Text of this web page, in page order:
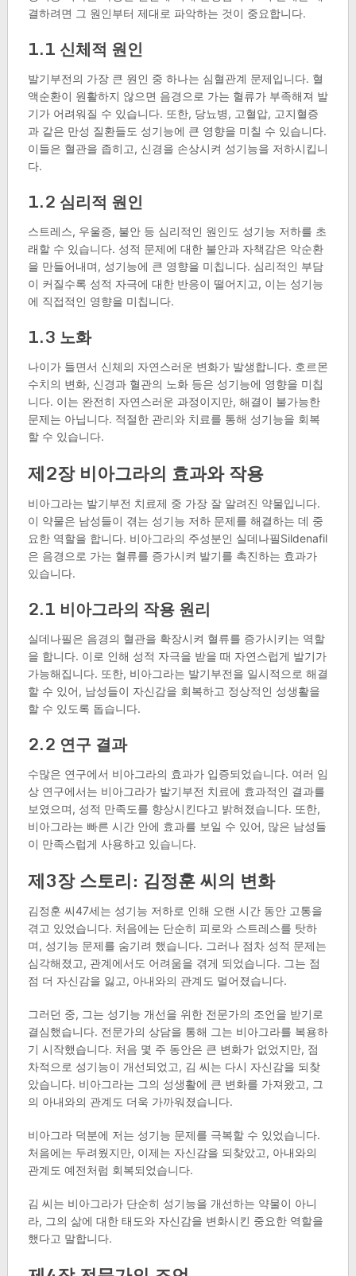
결하려면 그 원인부터 제대로 파악하는 것이 중요합니다.
1.1 신체적 원인
발기부전의 가장 큰 원인 중 하나는 심혈관계 문제입니다. 혈
액순환이 원활하지 않으면 음경으로 가는 혈류가 부족해져 발
기가 어려워질 수 있습니다. 또한, 당뇨병, 고혈압, 고지혈증
과 같은 만성 질환들도 성기능에 큰 영향을 미칠 수 있습니다.
이들은 혈관을 좁히고, 신경을 손상시켜 성기능을 저하시킵니
다.
1.2 심리적 원인
스트레스, 우울증, 불안 등 심리적인 원인도 성기능 저하를 초
래할 수 있습니다. 성적 문제에 대한 불안과 자책감은 악순환
을 만들어내며, 성기능에 큰 영향을 미칩니다. 심리적인 부담
이 커질수록 성적 자극에 대한 반응이 떨어지고, 이는 성기능
에 직접적인 영향을 미칩니다.
1.3 노화
나이가 들면서 신체의 자연스러운 변화가 발생합니다. 호르몬
수치의 변화, 신경과 혈관의 노화 등은 성기능에 영향을 미칩
니다. 이는 완전히 자연스러운 과정이지만, 해결이 불가능한
문제는 아닙니다. 적절한 관리와 치료를 통해 성기능을 회복
할 수 있습니다.
제2장 비아그라의 효과와 작용
비아그라는 발기부전 치료제 중 가장 잘 알려진 약물입니다.
이 약물은 남성들이 겪는 성기능 저하 문제를 해결하는 데 중
요한 역할을 합니다. 비아그라의 주성분인 실데나필Sildenafil
은 음경으로 가는 혈류를 증가시켜 발기를 촉진하는 효과가
있습니다.
2.1 비아그라의 작용 원리
실데나필은 음경의 혈관을 확장시켜 혈류를 증가시키는 역할
을 합니다. 이로 인해 성적 자극을 받을 때 자연스럽게 발기가
가능해집니다. 또한, 비아그라는 발기부전을 일시적으로 해결
할 수 있어, 남성들이 자신감을 회복하고 정상적인 성생활을
할 수 있도록 돕습니다.
2.2 연구 결과
수많은 연구에서 비아그라의 효과가 입증되었습니다. 여러 임
상 연구에서는 비아그라가 발기부전 치료에 효과적인 결과를
보였으며, 성적 만족도를 향상시킨다고 밝혀졌습니다. 또한,
비아그라는 빠른 시간 안에 효과를 보일 수 있어, 많은 남성들
이 만족스럽게 사용하고 있습니다.
제3장 스토리: 김정훈 씨의 변화
김정훈 씨47세는 성기능 저하로 인해 오랜 시간 동안 고통을
겪고 있었습니다. 처음에는 단순히 피로와 스트레스를 탓하
며, 성기능 문제를 숨기려 했습니다. 그러나 점차 성적 문제는
심각해졌고, 관계에서도 어려움을 겪게 되었습니다. 그는 점
점 더 자신감을 잃고, 아내와의 관계도 멀어졌습니다.
그러던 중, 그는 성기능 개선을 위한 전문가의 조언을 받기로
결심했습니다. 전문가의 상담을 통해 그는 비아그라를 복용하
기 시작했습니다. 처음 몇 주 동안은 큰 변화가 없었지만, 점
차적으로 성기능이 개선되었고, 김 씨는 다시 자신감을 되찾
았습니다. 비아그라는 그의 성생활에 큰 변화를 가져왔고, 그
의 아내와의 관계도 더욱 가까워졌습니다.
비아그라 덕분에 저는 성기능 문제를 극복할 수 있었습니다.
처음에는 두려웠지만, 이제는 자신감을 되찾았고, 아내와의
관계도 예전처럼 회복되었습니다.
김 씨는 비아그라가 단순히 성기능을 개선하는 약물이 아니
라, 그의 삶에 대한 태도와 자신감을 변화시킨 중요한 역할을
했다고 말합니다.